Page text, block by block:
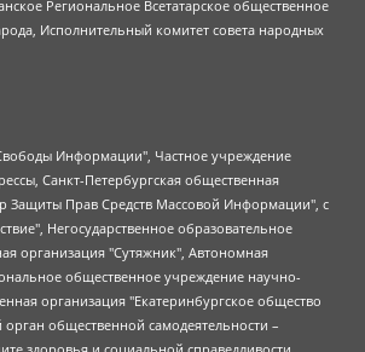
Региональное Всетатарское общественное
Исполнительный комитет совета народных
Алексеевна, Фейгин Марк Захарович, Филимонов Андрей Викторович, Дзугкоева Регина Николаевна, Доброхотов Роман Александрович, Дудь Юрий Александрович, Елкин Сергей Владимирович, Кругликов Кирилл Игоревич, Сабунаева Мария Леонидовна, Семенов Алексей Владимирович, Шаинян Карен Багратович, Шульман Екатерина Михайловна, Асафьев Артур Валерьевич, Вахштайн Виктор Семенович, Венедиктов Алексей Алексеевич, Лушникова Екатерина Евгеньевна, Волков Леонид Михайлович, Невзоров Александр Глебович, Пархоменко Сергей Борисович, Сироткин Ярослав Николаевич, Кара-Мурза Владимир Владимирович, Баранова Наталья Владимировна, Гозман Леонид Яковлевич, Кагарлицкий Борис Юльевич, Климарев Михаил Валерьевич, Милов Владимир Станиславович, Автономная некоммерческая организация Краснодарский центр современного искусства "Типография", Моргенштерн Алишер Тагирович, Соболь Любовь Эдуардовна, Общество с ограниченной ответственностью "ЛИЗА НОРМ", Каспаров Гарри Кимович, Ходорковский Михаил Борисович, Общество с ограниченной ответственностью "Апрельские тезисы", Данилович Ирина Брониславовна, Кашин Олег Владимирович, Петров Николай Владимирович, Пивоваров Алексей Владимирович, Соколов Михаил Владимирович, Цветкова Юлия Владимировна, Чичваркин Евгений Александрович, Комитет против пыток/Команда против пыток, Общество с ограниченной ответственностью "Первый научный", Общество с ограниченной ответственностью "Вертолет и ко", Белоцерковская Вероника Борисовна, Кац Максим Евгеньевич, Лазарева Татьяна Юрьевна, Шаведдинов Руслан Табризович, Яшин Илья Валерьевич, Общество с ограниченной ответственностью "Иноагент ААВ", Алешковский Дмитрий Петрович, Альбац Евгения Марковна, Быков Дмитрий Львович, Галямина Юлия Евгеньевна, Лойко Сергей Леонидович, Мартынов Кирилл Константинович, Медведев Сергей Александрович, Крашенинников Федор Геннадиевич, Гордеева Катерина Вл